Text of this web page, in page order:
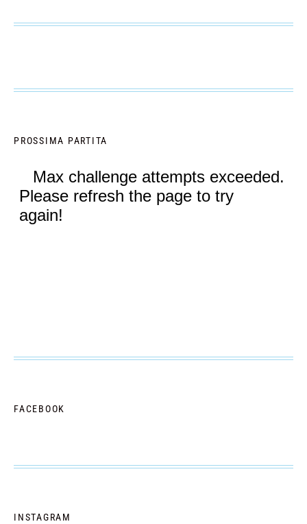
PROSSIMA PARTITA
FACEBOOK
INSTAGRAM